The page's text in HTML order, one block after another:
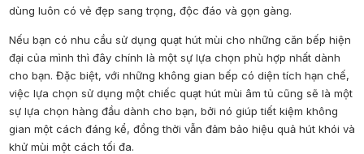
dùng luôn có vẻ đẹp sang trọng, độc đáo và gọn gàng.
Nếu bạn có nhu cầu sử dụng quạt hút mùi cho những căn bếp hiện
đại của mình thì đây chính là một sự lựa chọn phù hợp nhất dành
cho bạn. Đặc biệt, với những không gian bếp có diện tích hạn chế,
việc lựa chọn sử dụng một chiếc quạt hút mùi âm tủ cũng sẽ là một
sự lựa chọn hàng đầu dành cho bạn, bởi nó giúp tiết kiệm không
gian một cách đáng kể, đồng thời vẫn đảm bảo hiệu quả hút khói và
khử mùi một cách tối đa.